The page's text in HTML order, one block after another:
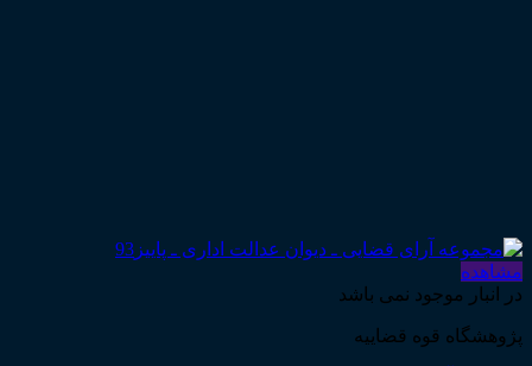
مشاهده
در انبار موجود نمی باشد
پژوهشگاه قوه قضاییه